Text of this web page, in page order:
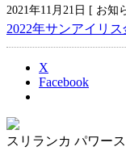
2021年11月21日 [ お知
2022年サンアイリ
X
Facebook
スリランカ パワー